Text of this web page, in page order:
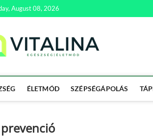
August 08, 2026
ÉLETMÓD SZÉPSÉGÁPOLÁS
prevenció